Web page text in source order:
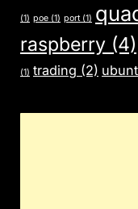
(1) poe (1) port(1)
raspberry (4)
(1) trading (2)